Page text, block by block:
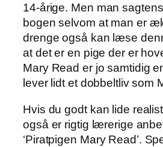
14-årige. Men man
bogen selvom at man er
drenge også kan læse
at det er en pige der er
Mary Read er jo samtidig
lever lidt et dobbeltliv som
Hvis du godt kan lide
også er rigtig lærerige
‘Piratpigen Mary Read’.